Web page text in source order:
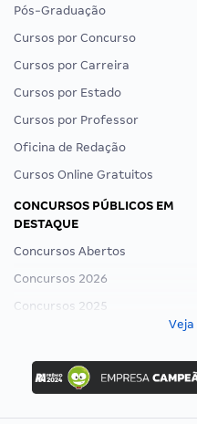
Pós-Graduação
Cursos por Concurso
Cursos por Carreira
Cursos por Estado
Cursos por Professor
Oficina de Redação
Cursos Online Gratuitos
CONCURSOS PÚBLICOS EM
DESTAQUE
Concursos Abertos
Concursos 2026
Concursos 2025
Concurso Ibama
Concurso MPU
Editais publicados
Veja